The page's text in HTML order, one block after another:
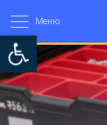
Open
Mеню